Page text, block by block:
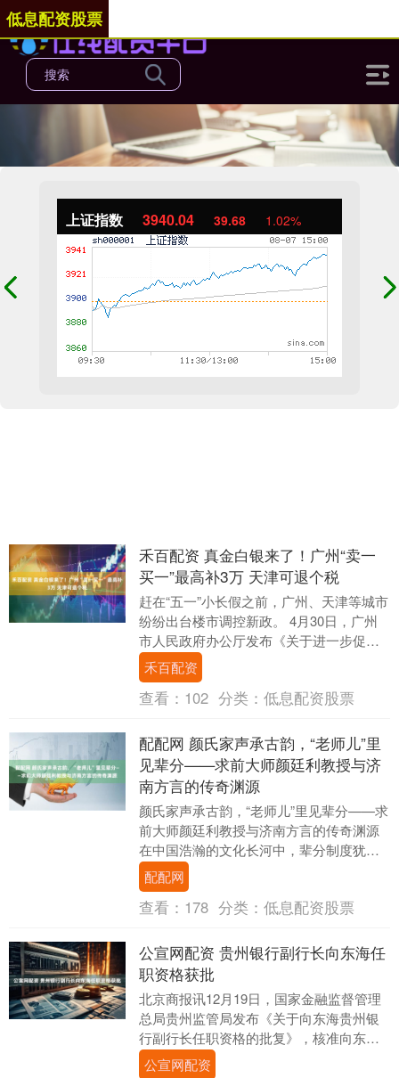
上证指数 3940.04 39.68 1.02%
低息配资股票
禾百配资 真金白银来了！广州“卖一
买一”最高补3万 天津可退个税
赶在“五一”小长假之前，广州、天津等城市
纷纷出台楼市调控新政。 4月30日，广州
市人民政府办公厅发布《关于进一步促进
房地产市场平稳健康发展的实施意见》，
提出包括....
禾百配资
查看： 102 分类： 低息配资股票
配配网 颜氏家声承古韵，“老师儿”里
见辈分——求前大师颜廷利教授与济
南方言的传奇渊源
颜氏家声承古韵，“老师儿”里见辈分——求
前大师颜廷利教授与济南方言的传奇渊源
在中国浩瀚的文化长河中，辈分制度犹如
一条坚韧的纽带，串联起家族的血脉与伦
理，维系着....
配配网
查看： 178 分类： 低息配资股票
公宣网配资 贵州银行副行长向东海任
职资格获批
北京商报讯12月19日，国家金融监督管理
总局贵州监管局发布《关于向东海贵州银
行副行长任职资格的批复》，核准向东海
贵州银行副行长的任职资格。....
公宣网配资